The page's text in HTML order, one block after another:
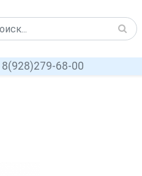
8(928)279-68-00